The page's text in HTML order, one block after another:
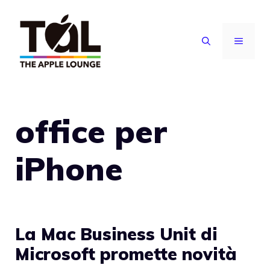
contenuto
MENU
office per
iPhone
La Mac Business Unit di
Microsoft promette novità